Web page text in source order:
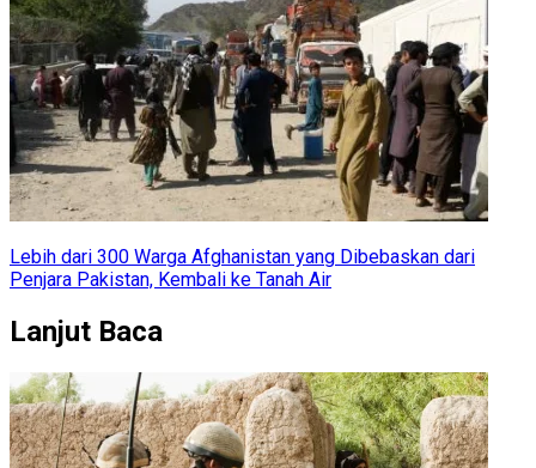
Lebih dari 300 Warga Afghanistan yang Dibebaskan dari
Penjara Pakistan, Kembali ke Tanah Air
Lanjut Baca